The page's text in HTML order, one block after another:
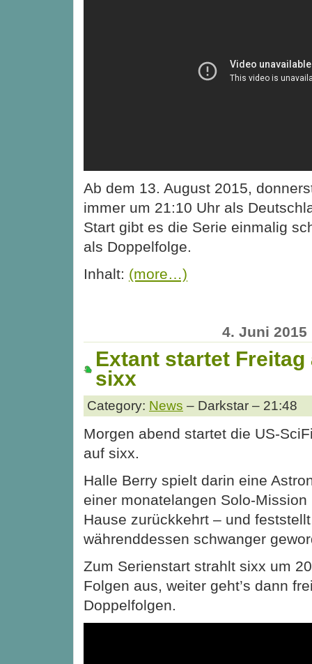
Ab dem 13. August 2015,
immer um 21:10 Uhr als
Start gibt es die Serie einmalig
als Doppelfolge.
Inhalt: (more…)
4. Juni 2015
Extant startet Freitag
sixx
Category: News – Darkstar – 21:48
Morgen abend startet die US-
auf sixx.
Halle Berry spielt darin eine
einer monatelangen Solo-
Hause zurückkehrt – und
währenddessen schwanger
Zum Serienstart strahlt sixx um
Folgen aus, weiter geht’s dann
Doppelfolgen.